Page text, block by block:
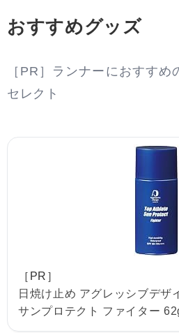
おすすめグッズ
［PR］ランナーにおすす
セレクト
［PR］
日焼け止め アグレッシブデザ
サンプロテクト ファイター